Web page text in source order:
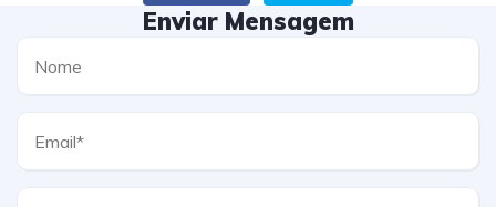
Enviar Mensagem